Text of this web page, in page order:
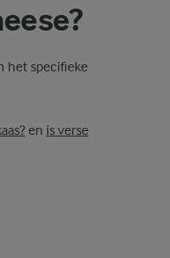
het specifieke
en is verse